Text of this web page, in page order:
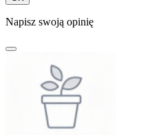
Napisz swoją opinię